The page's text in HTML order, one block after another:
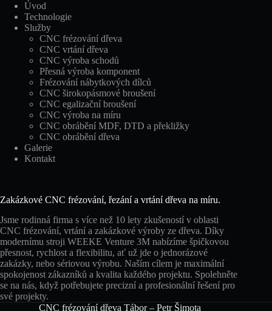
Úvod
Technologie
Služby
CNC frézování dřeva
CNC vrtání dřeva
CNC výroba schodů
Přesná výroba komponent
Frézování nábytkových dílců
CNC širokopásmové broušení
CNC egalizační broušení
CNC výroba na míru
CNC obrábění MDF, DTD a překližky
CNC obrábění dřeva
Galerie
Kontakt
Zakázkové CNC frézování, řezání a vrtání dřeva na míru.
Jsme rodinná firma s více než 10 lety zkušeností v oblasti
CNC frézování, vrtání a zakázkové výroby ze dřeva. Díky
modernímu stroji WEEKE Venture 3M nabízíme špičkovou
přesnost, rychlost a flexibilitu, ať už jde o jednorázové
zakázky, nebo sériovou výrobu. Naším cílem je maximální
spokojenost zákazníků a kvalita každého projektu. Spolehněte
se na nás, když potřebujete precizní a profesionální řešení pro
své projekty.
CNC frézování dřeva Tábor – Petr Šimota